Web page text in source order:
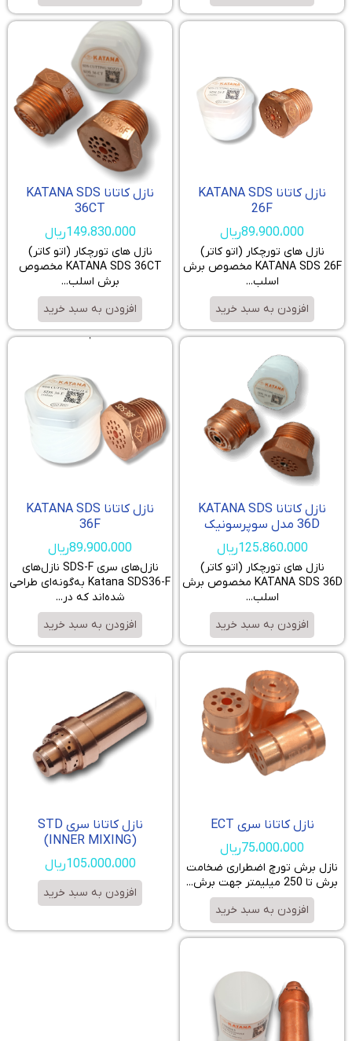
نازل کاتانا KATANA SDS
26F
89،900،000ریال
نازل های تورچکار (اتو کاتر)
KATANA SDS 26F مخصوص برش
اسلب...
افزودن به سبد خرید
نازل کاتانا KATANA SDS
36CT
149،830،000ریال
نازل های تورچکار (اتو کاتر)
KATANA SDS 36CT مخصوص
برش اسلب...
افزودن به سبد خرید
نازل کاتانا KATANA SDS
36D مدل سوپرسونیک
125،860،000ریال
نازل های تورچکار (اتو کاتر)
KATANA SDS 36D مخصوص برش
اسلب...
افزودن به سبد خرید
نازل کاتانا KATANA SDS
36F
89،900،000ریال
نازل‌های سری SDS-F نازل‌های
Katana SDS36-F به‌گونه‌ای طراحی
شده‌اند که در...
افزودن به سبد خرید
نازل کاتانا سری ECT
75،000،000ریال
نازل برش تورچ اضطراری ضخامت
برش تا 250 میلیمتر جهت برش...
افزودن به سبد خرید
نازل کاتانا سری STD
(INNER MIXING)
105،000،000ریال
افزودن به سبد خرید